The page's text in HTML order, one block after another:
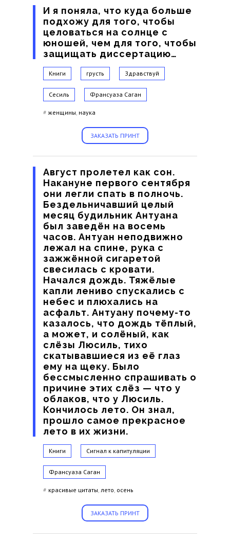
И я поняла, что куда больше
подхожу для того, чтобы
целоваться на солнце с
юношей, чем для того, чтобы
защищать диссертацию…
Книги грусть Здравствуй
Сесиль Франсуаза Саган
#женщины, наука
ЗАКАЗАТЬ ПРИНТ
Август пролетел как сон.
Накануне первого сентября
они легли спать в полночь.
Бездельничавший целый
месяц будильник Антуана
был заведён на восемь
часов. Антуан неподвижно
лежал на спине, рука с
зажжённой сигаретой
свесилась с кровати.
Начался дождь. Тяжёлые
капли лениво спускались с
небес и плюхались на
асфальт. Антуану почему-то
казалось, что дождь тёплый,
а может, и солёный, как
слёзы Люсиль, тихо
скатывавшиеся из её глаз
ему на щеку. Было
бессмысленно спрашивать о
причине этих слёз — что у
облаков, что у Люсиль.
Кончилось лето. Он знал,
прошло самое прекрасное
лето в их жизни.
Книги Сигнал к капитуляции
Франсуаза Саган
# красивые цитаты, лето, осень
ЗАКАЗАТЬ ПРИНТ